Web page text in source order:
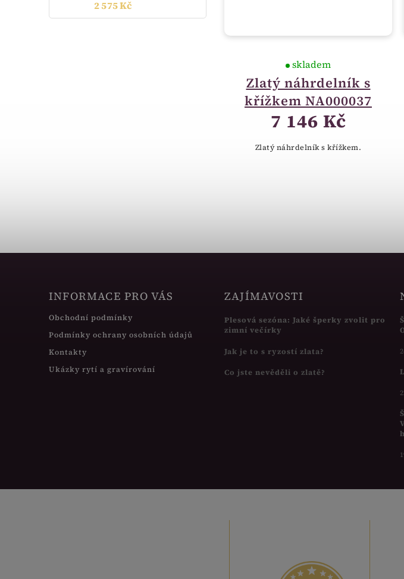
2 575 Kč
Zlatý náhrdelník s
křížkem NA000037
skladem
7 146 Kč
Zlatý náhrdelník s křížkem.
INFORMACE PRO VÁS
Obchodní podmínky
Podmínky ochrany osobních údajů
Kontakty
Ukázky rytí a gravírování
ZAJÍMAVOSTI
Plesová sezóna: Jaké šperky zvolit pro
zimní večírky
Jak je to s ryzostí zlata?
Co jste nevěděli o zlatě?